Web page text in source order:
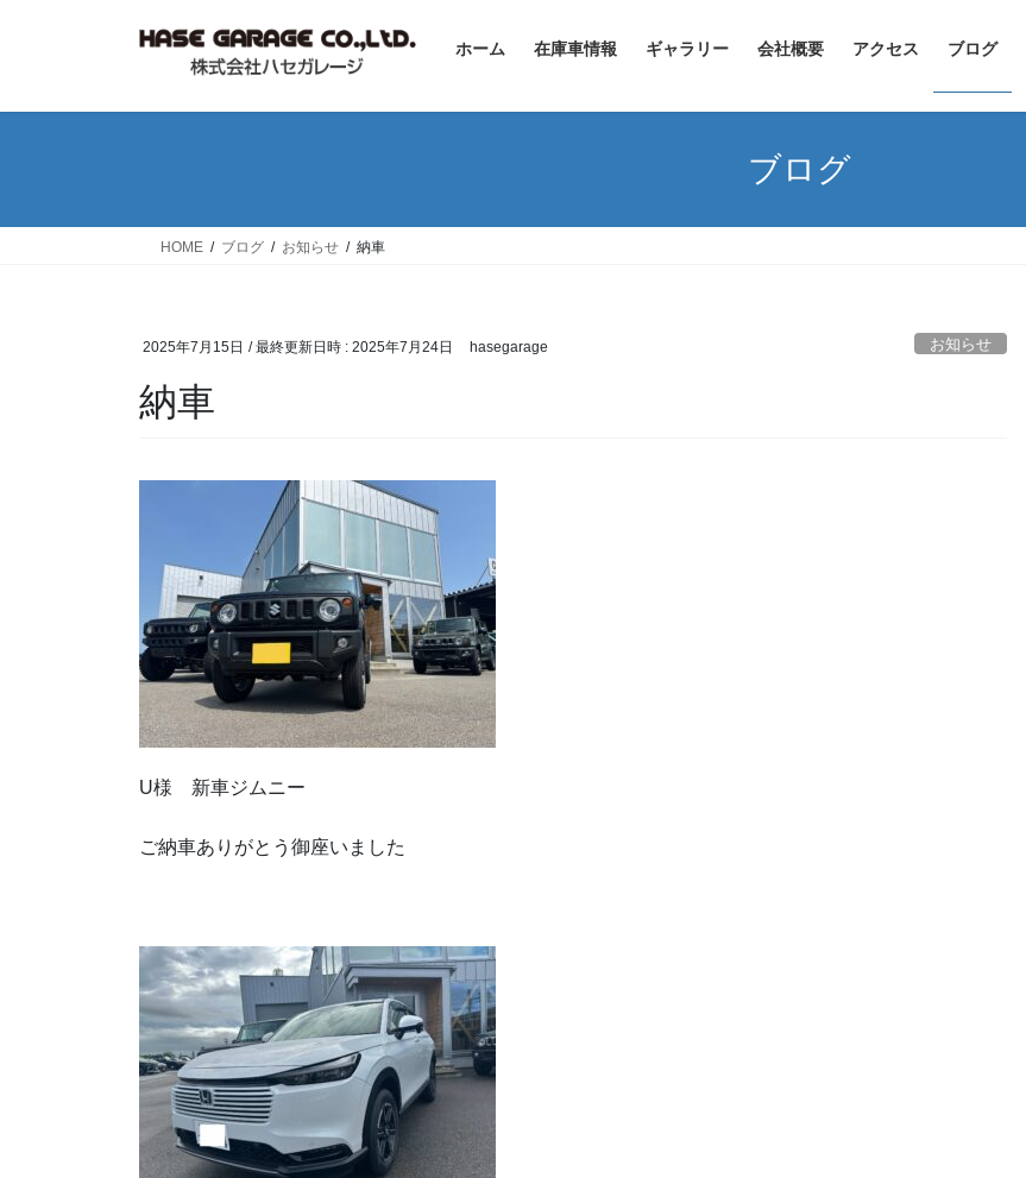
ホーム 在庫車情報 ギャラリー 会社概要 アクセス ブログ
ブログ
HOME ブログ お知らせ 納車
2025年7月15日 / 最終更新日時 : 2025年7月24日 hasegarage お知らせ
納車
U様 新車ジムニー
ご納車ありがとう御座いました